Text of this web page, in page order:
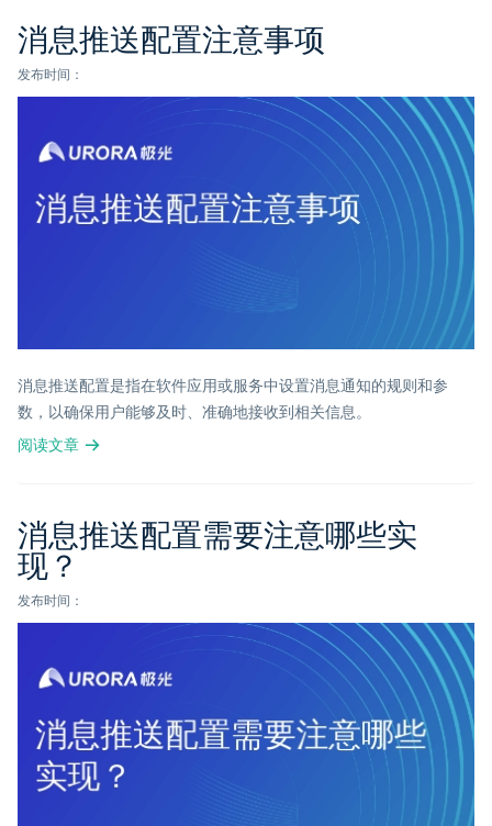
消息推送配置注意事项
发布时间：
消息推送配置是指在软件应用或服务中设置消息通知的规则和参
数，以确保用户能够及时、准确地接收到相关信息。
阅读文章
消息推送配置需要注意哪些实
现？
发布时间：